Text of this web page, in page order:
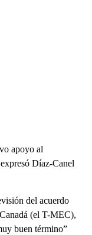
apoyo al
Díaz-Canel
del acuerdo
(el T-MEC),
buen término”